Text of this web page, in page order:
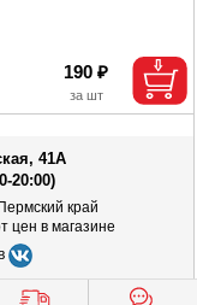
190 ₽
41А
20:00)
край
цен в магазине